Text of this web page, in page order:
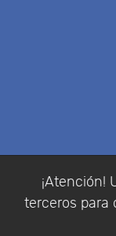
¡Atención!
terceros para